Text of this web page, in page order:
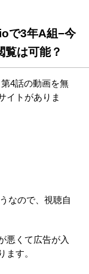
で3年A組−今
覧は可能？
4話の動画を無
イトがありま
なので、視聴自
悪くて広告が入
ます。